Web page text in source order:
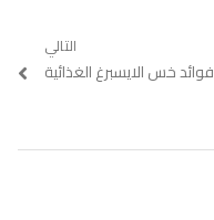
التالي
Next
فوائد خس الايسبرغ الغذائية